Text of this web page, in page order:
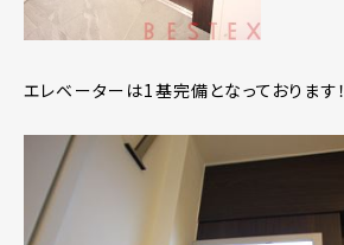
エレベーターは1基完備となっております！